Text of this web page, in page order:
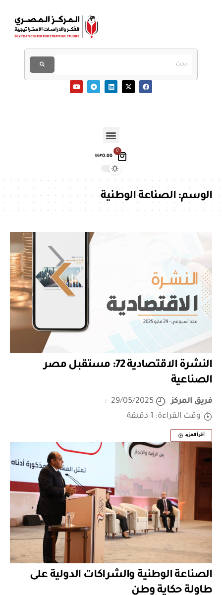
0
EGP0.00
الوسم:الصناعة الوطنية
النشرة الاقتصادية 72: مستقبل مصر
الصناعية
فريق المركز
29/05/2025
وقت القراءة: 1 دقيقة
أقرأ المزيد
الصناعة الوطنية والشراكات الدولية على
طاولة حكاية وطن